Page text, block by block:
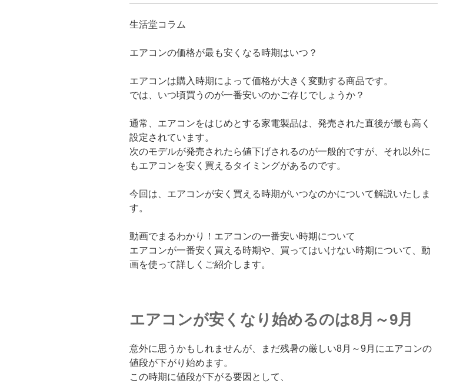
生活堂コラム
エアコンの価格が最も安くなる時期はいつ？
エアコンは購入時期によって価格が大きく変動する商品です。
では、いつ頃買うのが一番安いのかご存じでしょうか？
通常、エアコンをはじめとする家電製品は、発売された直後が最も高く
設定されています。
次のモデルが発売されたら値下げされるのが一般的ですが、それ以外に
もエアコンを安く買えるタイミングがあるのです。
今回は、エアコンが安く買える時期がいつなのかについて解説いたしま
す。
動画でまるわかり！エアコンの一番安い時期について
エアコンが一番安く買える時期や、買ってはいけない時期について、動
画を使って詳しくご紹介します。
エアコンが安くなり始めるのは8月～9月
意外に思うかもしれませんが、まだ残暑の厳しい8月～9月にエアコンの
値段が下がり始めます。
この時期に値段が下がる要因として、